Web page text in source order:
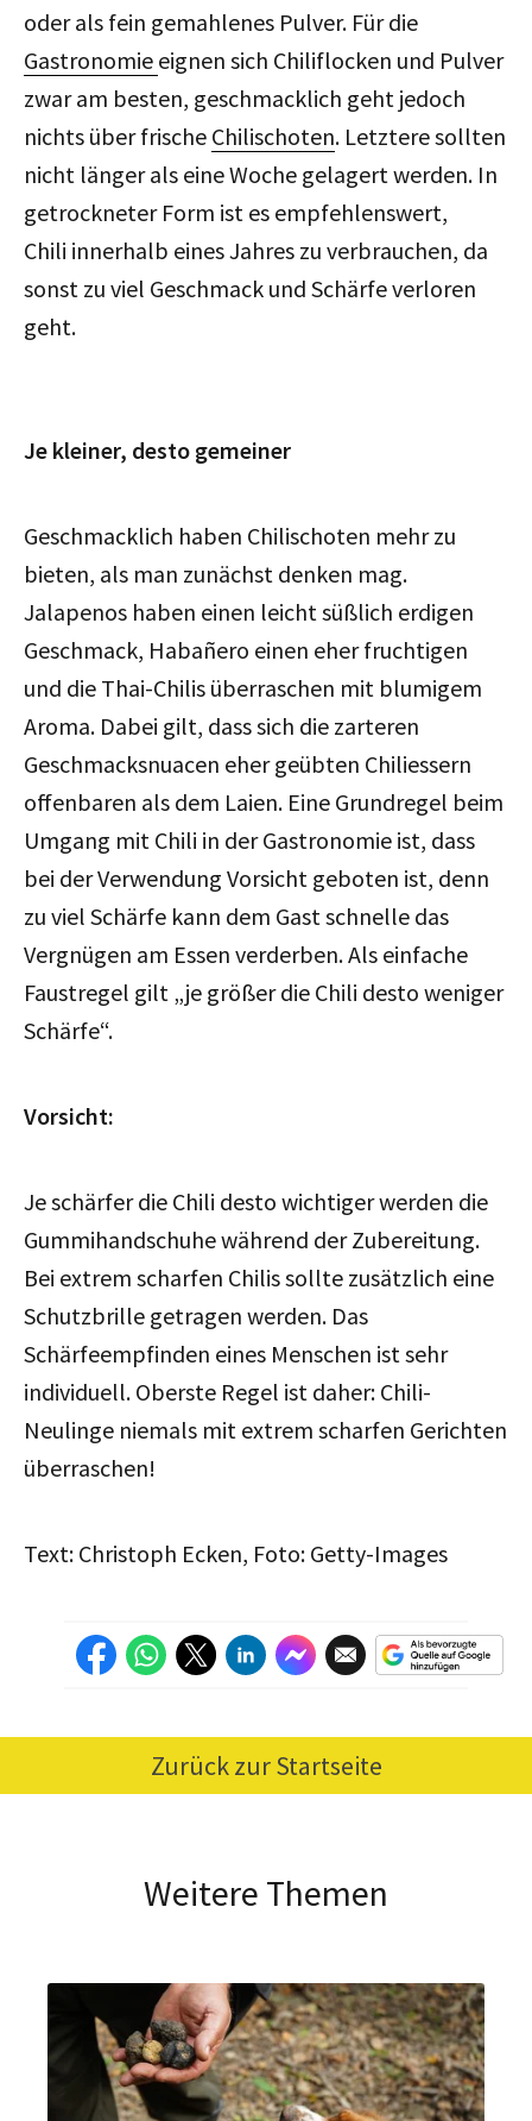
oder als fein gemahlenes Pulver. Für die
Gastronomie eignen sich Chiliflocken und Pulver
zwar am besten, geschmacklich geht jedoch
nichts über frische Chilischoten. Letztere sollten
nicht länger als eine Woche gelagert werden. In
getrockneter Form ist es empfehlenswert,
Chili innerhalb eines Jahres zu verbrauchen, da
sonst zu viel Geschmack und Schärfe verloren
geht.
Je kleiner, desto gemeiner
Geschmacklich haben Chilischoten mehr zu
bieten, als man zunächst denken mag.
Jalapenos haben einen leicht süßlich erdigen
Geschmack, Habañero einen eher fruchtigen
und die Thai-Chilis überraschen mit blumigem
Aroma. Dabei gilt, dass sich die zarteren
Geschmacksnuacen eher geübten Chiliessern
offenbaren als dem Laien. Eine Grundregel beim
Umgang mit Chili in der Gastronomie ist, dass
bei der Verwendung Vorsicht geboten ist, denn
zu viel Schärfe kann dem Gast schnelle das
Vergnügen am Essen verderben. Als einfache
Faustregel gilt „je größer die Chili desto weniger
Schärfe“.
Vorsicht:
Je schärfer die Chili desto wichtiger werden die
Gummihandschuhe während der Zubereitung.
Bei extrem scharfen Chilis sollte zusätzlich eine
Schutzbrille getragen werden. Das
Schärfeempfinden eines Menschen ist sehr
individuell. Oberste Regel ist daher: Chili-
Neulinge niemals mit extrem scharfen Gerichten
überraschen!
Text: Christoph Ecken, Foto: Getty-Images
Zurück zur Startseite
Weitere Themen